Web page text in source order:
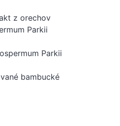
z orechov
Parkii
Parkii
bambucké